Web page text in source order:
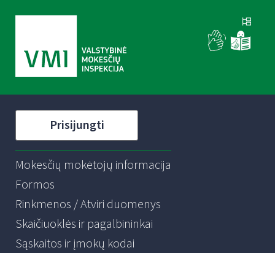
Prisijungti
Mokesčių mokėtojų informacija
Formos
Rinkmenos / Atviri duomenys
Skaičiuoklės ir pagalbininkai
Sąskaitos ir įmokų kodai